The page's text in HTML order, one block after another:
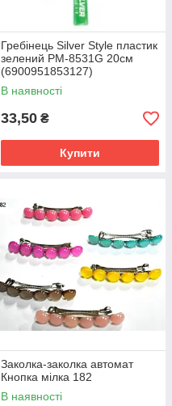
Гребінець Silver Style пластик
зелений РМ-8531G 20см
(6900951853127)
В наявності
33,50 ₴
Купити
Заколка-заколка автомат
Кнопка мілка 182
В наявності